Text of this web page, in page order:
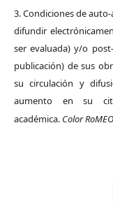
3. Condiciones de
difundir
ser evaluada) y/o
publicación) de sus
su circulación y
aumento en su
académica. Color